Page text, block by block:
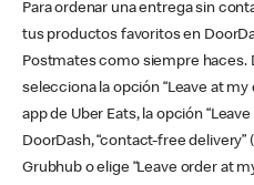
Para ordenar una entrega sin
tus productos favoritos en
Postmates como siempre haces.
selecciona la opción “Leave at my
app de Uber Eats, la opción
DoorDash, “contact-free
Grubhub o elige “Leave order at